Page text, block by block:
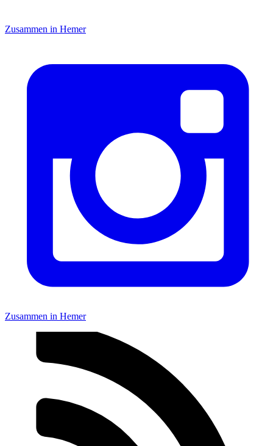
Zusammen in Hemer
Zusammen in Hemer